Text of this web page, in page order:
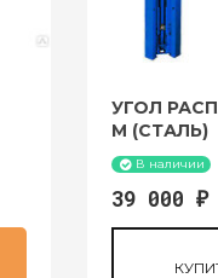
УГОЛ
М (СТАЛЬ)
В наличии
39 000 ₽